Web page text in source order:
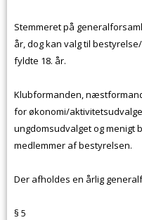
Stemmeret på
år, dog kan valg til
fyldte 18. år.
Klubformanden,
for økonomi/
ungdomsudvalget og menigt
medlemmer af bestyrelsen.
Der afholdes en årlig
§ 5